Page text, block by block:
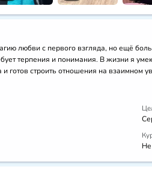
любви с первого взгляда, но ещё
терпения и понимания. В жизни я
и готов строить отношения на взаимном